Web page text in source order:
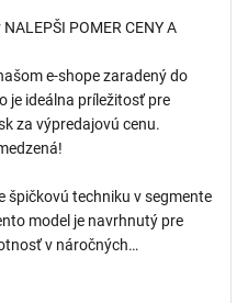
POMER CENY A
e-shope zaradený do
je ideálna príležitosť pre
za výpredajovú cenu.
špičkovú techniku v segmente
model je navrhnutý pre
v náročných
cm a nerezovým piestom,